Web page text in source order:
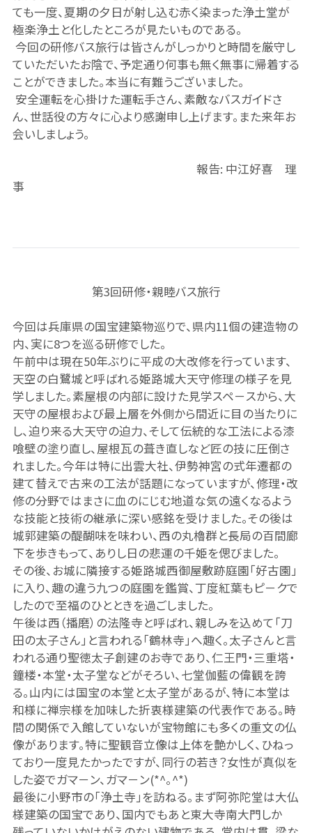
ても一度、夏期の夕日が射し込む赤く染まった浄土堂が
極楽浄土と化したところが見たいものである。
今回の研修バス旅行は皆さんがしっかりと時間を厳守し
ていただいたお陰で、予定通り何事も無く無事に帰着する
ことができました。本当に有難うございました。
安全運転を心掛けた運転手さん、素敵なバスガイドさ
ん、世話役の方々に心より感謝申し上げます。また来年お
会いしましょう。
報告: 中江好喜 理
事
第3回研修・親睦バス旅行
今回は兵庫県の国宝建築物巡りで、県内11個の建造物の
内、実に8つを巡る研修でした。
午前中は現在50年ぶりに平成の大改修を行っています、
天空の白鷺城と呼ばれる姫路城大天守修理の様子を見
学しました。素屋根の内部に設けた見学スペ－スから、大
天守の屋根および最上層を外側から間近に目の当たりに
し、迫り来る大天守の迫力、そして伝統的な工法による漆
喰壁の塗り直し、屋根瓦の葺き直しなど匠の技に圧倒さ
れました。今年は特に出雲大社、伊勢神宮の式年遷都の
建て替えで古来の工法が話題になっていますが、修理・改
修の分野ではまさに血のにじむ地道な気の遠くなるよう
な技能と技術の継承に深い感銘を受けました。その後は
城郭建築の醍醐味を味わい、西の丸櫓群と長局の百間廊
下を歩きもって、ありし日の悲運の千姫を偲びました。
その後、お城に隣接する姫路城西御屋敷跡庭園「好古園」
に入り、趣の違う九つの庭園を鑑賞、丁度紅葉もピ－クで
したので至福のひとときを過ごしました。
午後は西（播磨）の法隆寺と呼ばれ、親しみを込めて「刀
田の太子さん」と言われる「鶴林寺」へ趣く。太子さんと言
われる通り聖徳太子創建のお寺であり、仁王門・三重塔・
鐘楼・本堂・太子堂などがそろい、七堂伽藍の偉観を誇
る。山内には国宝の本堂と太子堂があるが、特に本堂は
和様に禅宗様を加味した折衷様建築の代表作である。時
間の関係で入館していないが宝物館にも多くの重文の仏
像があります。特に聖観音立像は上体を艶かしく、ひねっ
ており一度見たかったですが、同行の若き？女性が真似を
した姿でガマ－ン、ガマ－ン(*^。^*)
最後に小野市の「浄土寺」を訪ねる。まず阿弥陀堂は大仏
様建築の国宝であり、国内でもあと東大寺南大門しか